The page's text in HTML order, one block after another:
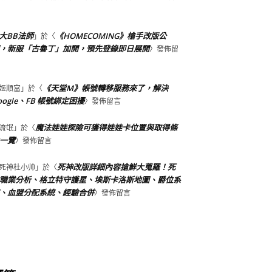
BB法師」於〈 《HOMECOMING》槍手改版公
新服「古魯丁」加開，預先登錄即日展開〉發佈留
順富 」於〈 《天堂M》帳號轉移服務來了，解決
、FB 帳號綁定困擾〉發佈留言
氓」於〈魔法娃娃探險可獲得娃娃卡位置與取得條
覽〉發佈留言
神杜小帅 」於〈死神改版詳細內容搶鮮大蒐羅！死
業分析、格立特守護星、埃斯卡洛斯地圖、爵位系
血盟分配系統、經驗合併〉發佈留言